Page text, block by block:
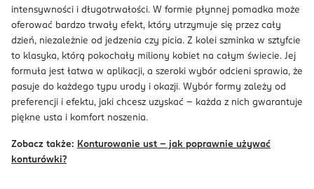
intensywności i długotrwałości. W formie płynnej pomadka może
oferować bardzo trwały efekt, który utrzymuje się przez cały
dzień, niezależnie od jedzenia czy picia. Z kolei szminka w sztyfcie
to klasyka, którą pokochały miliony kobiet na całym świecie. Jej
formuła jest łatwa w aplikacji, a szeroki wybór odcieni sprawia, że
pasuje do każdego typu urody i okazji. Wybór formy zależy od
preferencji i efektu, jaki chcesz uzyskać – każda z nich gwarantuje
piękne usta i komfort noszenia.
Zobacz także: Konturowanie ust – jak poprawnie używać
konturówki?